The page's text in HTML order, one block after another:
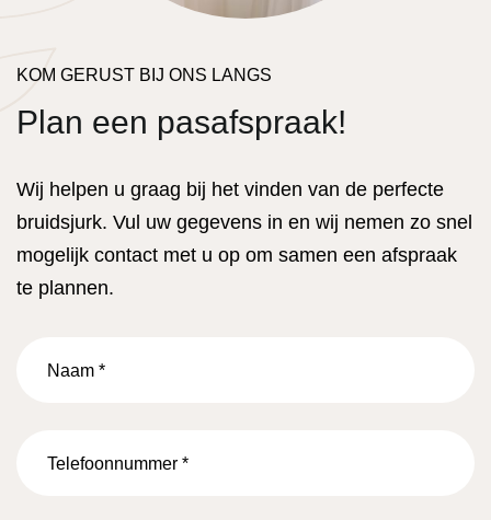
KOM GERUST BIJ ONS LANGS
Plan een pasafspraak!
Wij helpen u graag bij het vinden van de perfecte
bruidsjurk. Vul uw gegevens in en wij nemen zo snel
mogelijk contact met u op om samen een afspraak
te plannen.